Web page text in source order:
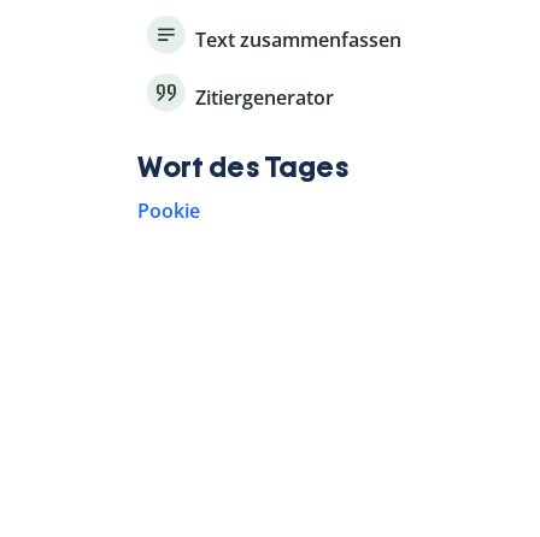
Text zusammenfassen
Zitiergenerator
Wort des Tages
Pookie